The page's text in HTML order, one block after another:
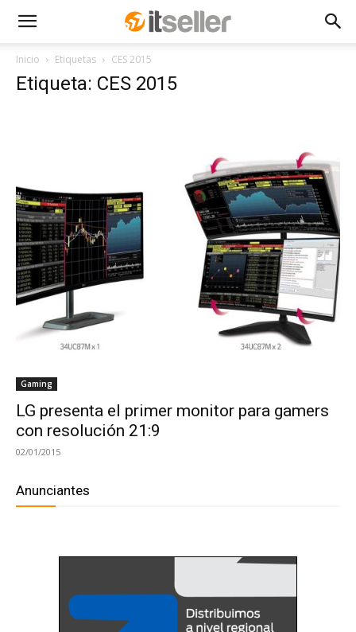
Inicio Etiquetas CES 2015
Etiqueta: CES 2015
Gaming
LG presenta el primer monitor para gamers
con resolución 21:9
02/01/2015
Anunciantes